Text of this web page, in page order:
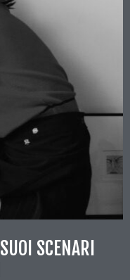
SCENARI